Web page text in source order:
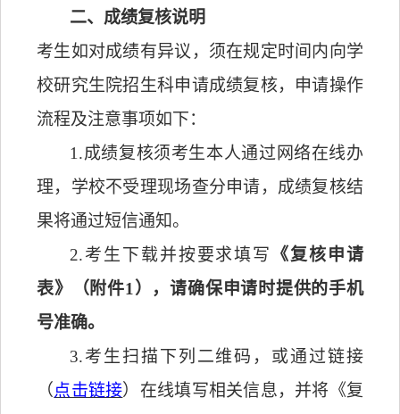
二、 成绩复核说明
考生如对成绩有异议 ，须在规定时间内向学
校研究生院招生科申请成绩复核， 申请操作
流程及注意事项如下：
1.成绩复核须考生本人通过网络在线办
理，学校不受理现场查分申请， 成绩复核结
果将通过短信通知。
2.考生 下载并按要求填写
《复核申请
表》
（附件1 ）
，请确保申请时提供的手机
号准确。
3.考生扫描下列二维码 ， 或通过链接
（点击链接）在线填写相关信息， 并将《复